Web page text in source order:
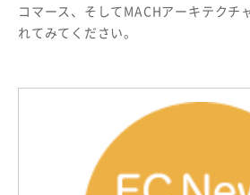
コマース、そしてMACHアーキテクチ
れてみてください。